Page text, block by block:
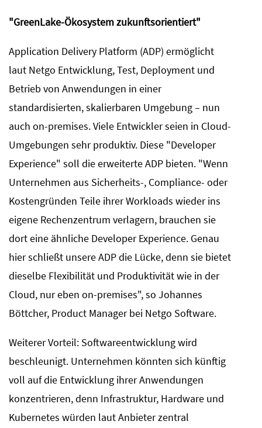
"GreenLake-Ökosystem zukunftsorientiert"
Application Delivery Platform (ADP) ermöglicht
laut Netgo Entwicklung, Test, Deployment und
Betrieb von Anwendungen in einer
standardisierten, skalierbaren Umgebung – nun
auch on-premises. Viele Entwickler seien in Cloud-
Umgebungen sehr produktiv. Diese "Developer
Experience" soll die erweiterte ADP bieten. "Wenn
Unternehmen aus Sicherheits-, Compliance- oder
Kostengründen Teile ihrer Workloads wieder ins
eigene Rechenzentrum verlagern, brauchen sie
dort eine ähnliche Developer Experience. Genau
hier schließt unsere ADP die Lücke, denn sie bietet
dieselbe Flexibilität und Produktivität wie in der
Cloud, nur eben on-premises", so Johannes
Böttcher, Product Manager bei Netgo Software.
Weiterer Vorteil: Softwareentwicklung wird
beschleunigt. Unternehmen könnten sich künftig
voll auf die Entwicklung ihrer Anwendungen
konzentrieren, denn Infrastruktur, Hardware und
Kubernetes würden laut Anbieter zentral